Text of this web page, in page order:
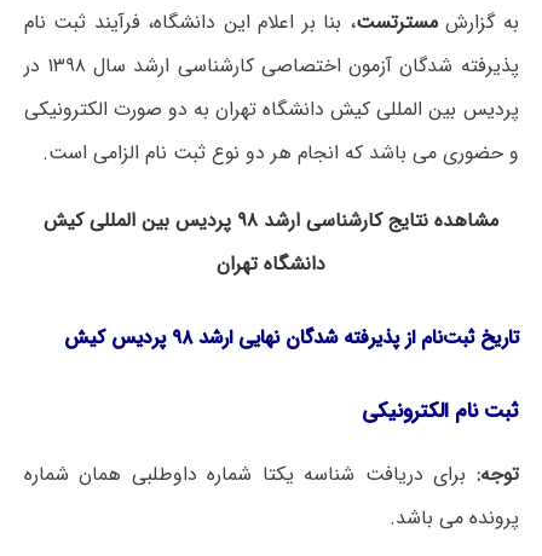
به گزارشمسترتست، بنا بر اعلام این دانشگاه، فرآیند ثبت نام
پذیرفته شدگان آزمون اختصاصی کارشناسی ارشد سال ۱۳۹۸ در
پردیس بین المللی کیش دانشگاه تهران به دو صورت الکترونیکی
و حضوری می باشد که انجام هر دو نوع ثبت نام الزامی است.
مشاهده نتایج کارشناسی ارشد ۹۸ پردیس بین المللی کیش
دانشگاه تهران
تاریخ ثبت‌نام از پذیرفته شدگان نهایی‌ ارشد ۹۸ پردیس کیش
ثبت نام الکترونیکی
توجه: برای دریافت شناسه یکتا شماره داوطلبی همان شماره
پرونده می باشد.